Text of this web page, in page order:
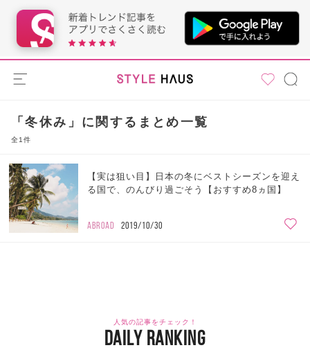
「冬休み」に関するまとめ一覧
全1件
【実は狙い目】日本の冬にベストシーズンを迎え
る国で、のんびり過ごそう【おすすめ8ヵ国】
ABROAD 2019/10/30
人気の記事をチェック！
DAILY RANKING